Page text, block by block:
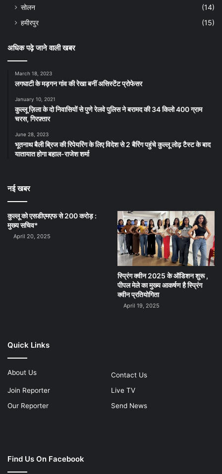
सोलन
(14)
हमीरपुर
(15)
अधिक पढ़े जाने वाली खबर
March 18, 2023
लगघाटी के मड़गन गांव की रेखा बनीं असिस्टेंट प्रोफेसर
January 10, 2021
कुल्लू ज़िला के दो निवासियों से पुणे रेलवे पुलिस ने बरामद की 34 किलो 400 ग्राम
चरस, गिरफ़्तार
June 28, 2023
भूतनाथ बैली ब्रिज की रिपेयरिंग के लिए विदेश से 2 बैरिंग पहुंचे कुल्लू लोढ़ टैस्ट के बाद
यातायात होगा बहाल-राजेश शर्मा
नई खबर
कुल्लू को एसडीएमएफ से 200 करोड़ :
मुख्य सचिव*
April 20, 2025
स्प्रिंग क्वीन 2025 के ऑडिशन शुरू ,
पीपल मेले का मुख्य आकर्षण है स्प्रिंग
क्वीन प्रतियोगिता
April 19, 2025
Quick Links
About Us
Contact Us
Join Reporter
Live TV
Our Reporter
Send News
Find Us On Facebook